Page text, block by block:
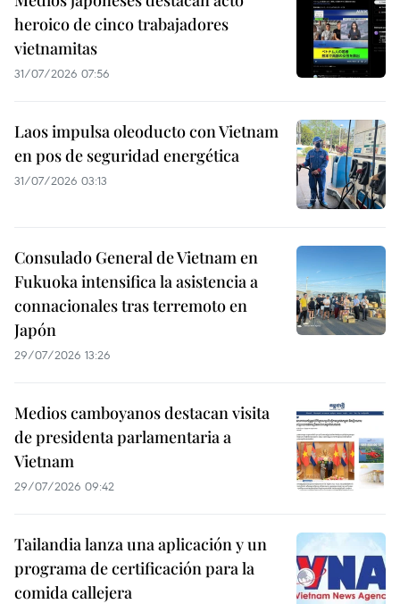
heroico de cinco trabajadores
vietnamitas
31/07/2026 07:56
Laos impulsa oleoducto con Vietnam
en pos de seguridad energética
31/07/2026 03:13
Consulado General de Vietnam en
Fukuoka intensifica la asistencia a
connacionales tras terremoto en
Japón
29/07/2026 13:26
Medios camboyanos destacan visita
de presidenta parlamentaria a
Vietnam
29/07/2026 09:42
Tailandia lanza una aplicación y un
programa de certificación para la
comida callejera